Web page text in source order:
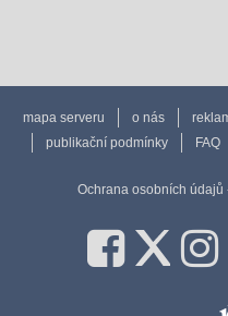
mapa serveru o nás
publikační podmínky
FAQ
Ochrana osobních údajů